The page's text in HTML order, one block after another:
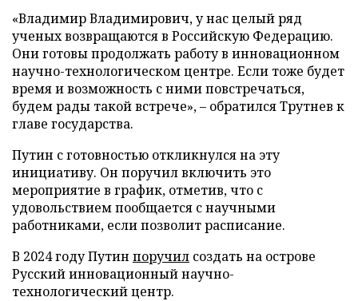
«Владимир Владимирович, у нас целый ряд
ученых возвращаются в Российскую Федерацию.
Они готовы продолжать работу в инновационном
научно-технологическом центре. Если тоже будет
время и возможность с ними повстречаться,
будем рады такой встрече», – обратился Трутнев к
главе государства.
Путин с готовностью откликнулся на эту
инициативу. Он поручил включить это
мероприятие в график, отметив, что с
удовольствием пообщается с научными
работниками, если позволит расписание.
В 2024 году Путин поручил создать на острове
Русский инновационный научно-
технологический центр.